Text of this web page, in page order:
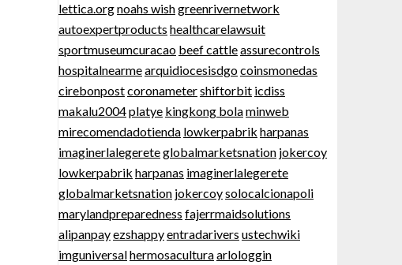
lettica.orgnoahs wishgreenrivernetwork
autoexpertproducts healthcarelawsuit
sportmuseumcuracao beef cattleassurecontrols
hospitalnearmearquidiocesisdgocoinsmonedas
cirebonpostcoronametershiftorbit icdiss
makalu2004platye kingkong bolaminweb
mirecomendadotienda lowkerpabrik harpanas
imaginerlalegereteglobalmarketsnation jokercoy
lowkerpabrik harpanas imaginerlalegerete
globalmarketsnation jokercoysolocalcionapoli
marylandpreparedness fajerrmaidsolutions
alipanpayezshappyentradarivers ustechwiki
imguniversalhermosaculturaarlologgin